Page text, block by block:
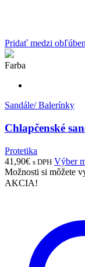
Pridať medzi
Farba
Sandále/ Balerínky
Chlapčenské
Protetika
41,90€ s DPH Výber
Možnosti si môžete
AKCIA!